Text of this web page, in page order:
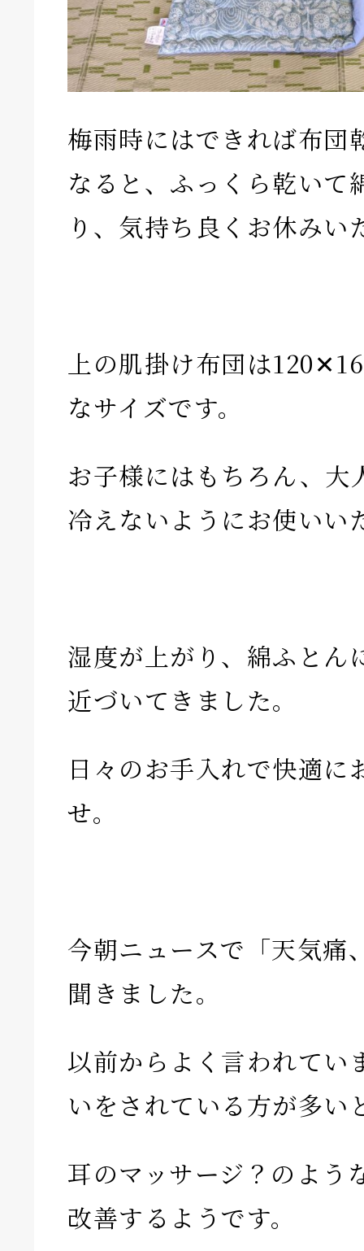
梅雨時にはできれば布団
なると、ふっくら乾いて
り、気持ち良くお休みい
上の肌掛け布団は
なサイズです。
お子様にはもちろん、大
冷えないようにお使いい
湿度が上がり、綿ふとん
近づいてきました。
日々のお手入れで快適に
せ。
今朝ニュースで「天気痛
聞きました。
以前からよく言われてい
いをされている方が多い
耳のマッサージ？のよう
改善するようです。